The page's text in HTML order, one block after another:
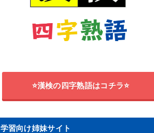
⭐漢検の四字熟語はコチラ⭐
学習向け姉妹サイト